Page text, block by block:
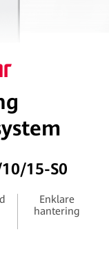
15-S0
Enklare
hantering